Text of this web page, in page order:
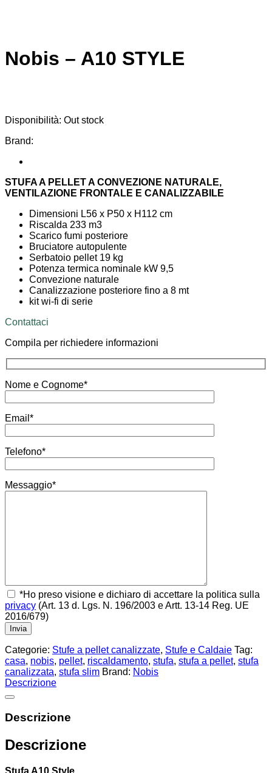
Nobis – A10 STYLE
Disponibilità: Out stock
Brand:
STUFA A PELLET A CONVEZIONE NATURALE,
VENTILAZIONE FRONTALE E CANALIZZABILE
Dimensioni L56 x P50 x H112 cm
Riscalda 233 m3
Scarico fumi posteriore
Bruciatore autopulente
Serbatoio pellet 19 kg
Potenza termica nominale kW 9,5
Convezione naturale
Canalizzazione posteriore fino a 8 mt
kit wi-fi di serie
Contattaci
Compila per richiedere informazioni
Nome e Cognome*
Email*
Telefono*
Messaggio*
*Ho preso visione e dichiaro di accettare la politica sulla
privacy (Art. 13 d. Lgs. N. 196/2003 e Artt. 13-14 Reg. UE
2016/679)
Categorie: Stufe a pellet canalizzate, Stufe e Caldaie Tag:
casa, nobis, pellet, riscaldamento, stufa, stufa a pellet, stufa
canalizzata, stufa slim Brand: Nobis
Descrizione
Descrizione
Descrizione
Stufa A10 Style